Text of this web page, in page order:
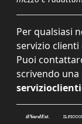
Per qualsiasi
servizio clienti
Puoi
scrivendo una